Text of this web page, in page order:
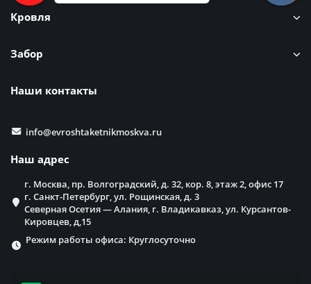
Кровля
Забор
Наши контакты
info@evroshtaketnikmoskva.ru
Наш адрес
г. Москва, пр. Волгоградский, д. 32, кор. 8, этаж 2, офис 17
г. Санкт-Петербург, ул. Рощинская, д. 3
Северная Осетия — Алания, г. Владикавказ, ул. Курсантов-
Кировцев, д,15
Режим работы офиса: Круглосуточно